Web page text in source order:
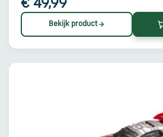
€ 49,99
Bekijk product